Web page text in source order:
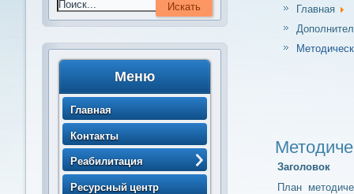
Меню
Главная
Контакты
Реабилитация
> Порядок направления
Ресурсный центр
Главная
Заголовок
План